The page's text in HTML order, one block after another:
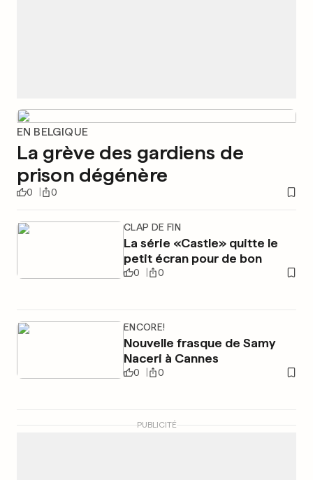
EN BELGIQUE
La grève des gardiens de
prison dégénère
0 0
CLAP DE FIN
La série «Castle» quitte le
petit écran pour de bon
0 0
ENCORE!
Nouvelle frasque de Samy
Naceri à Cannes
0 0
PUBLICITÉ